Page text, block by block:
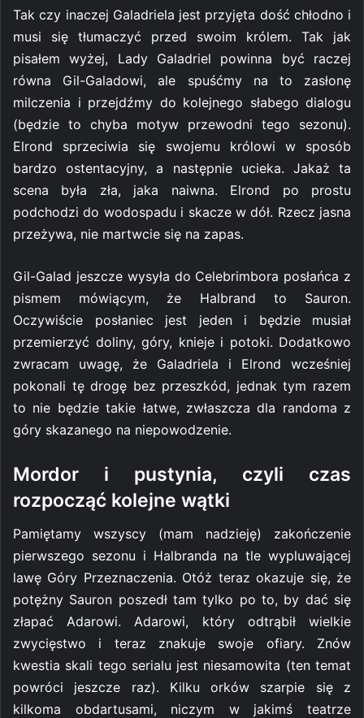
Tak czy inaczej Galadriela jest przyjęta dość chłodno i
musi się tłumaczyć przed swoim królem. Tak jak
pisałem wyżej, Lady Galadriel powinna być raczej
równa Gil-Galadowi, ale spuśćmy na to zasłonę
milczenia i przejdźmy do kolejnego słabego dialogu
(będzie to chyba motyw przewodni tego sezonu).
Elrond sprzeciwia się swojemu królowi w sposób
bardzo ostentacyjny, a następnie ucieka. Jakaż ta
scena była zła, jaka naiwna. Elrond po prostu
podchodzi do wodospadu i skacze w dół. Rzecz jasna
przeżywa, nie martwcie się na zapas.
Gil-Galad jeszcze wysyła do Celebrimbora posłańca z
pismem mówiącym, że Halbrand to Sauron.
Oczywiście posłaniec jest jeden i będzie musiał
przemierzyć doliny, góry, knieje i potoki. Dodatkowo
zwracam uwagę, że Galadriela i Elrond wcześniej
pokonali tę drogę bez przeszkód, jednak tym razem
to nie będzie takie łatwe, zwłaszcza dla randoma z
góry skazanego na niepowodzenie.
Mordor i pustynia, czyli czas
rozpocząć kolejne wątki
Pamiętamy wszyscy (mam nadzieję) zakończenie
pierwszego sezonu i Halbranda na tle wypluwającej
lawę Góry Przeznaczenia. Otóż teraz okazuje się, że
potężny Sauron poszedł tam tylko po to, by dać się
złapać Adarowi. Adarowi, który odtrąbił wielkie
zwycięstwo i teraz znakuje swoje ofiary. Znów
kwestia skali tego serialu jest niesamowita (ten temat
powróci jeszcze raz). Kilku orków szarpie się z
kilkoma obdartusami, niczym w jakimś teatrze